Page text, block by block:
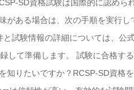
SD資格試験は国際的に認め
がある場合は、次の手順を実行し
試験情報の詳細については、公
して準備します。 試験に合格す
知りたいですか？RCSP-SD資